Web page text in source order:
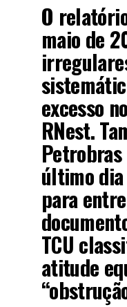
O
maio de
excesso
RNest.
último
para
TCU
atitude